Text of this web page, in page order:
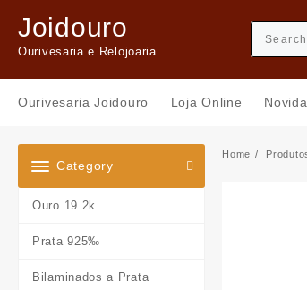
content
Joidouro
Ourivesaria e Relojoaria
Ourivesaria Joidouro Loja Online
Category
Ouro 19.2k
Prata 925‰
Bilaminados a Prata
Home